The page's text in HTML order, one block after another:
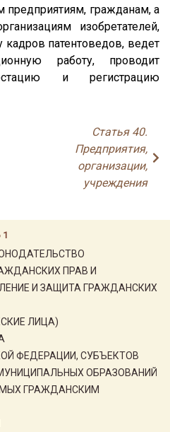
ПРАВ И
И ЗАЩИТА ГРАЖДАНСКИХ
ЛИЦА)
ФЕДЕРАЦИИ, СУБЪЕКТОВ
ОБРАЗОВАНИЙ
ГРАЖДАНСКИМ
предприятиям, гражданам, а
изобретателей,
кадров патентоведов, ведет
работу, проводит
и регистрацию
Статья 40.
Предприятия,
организации,
учреждения